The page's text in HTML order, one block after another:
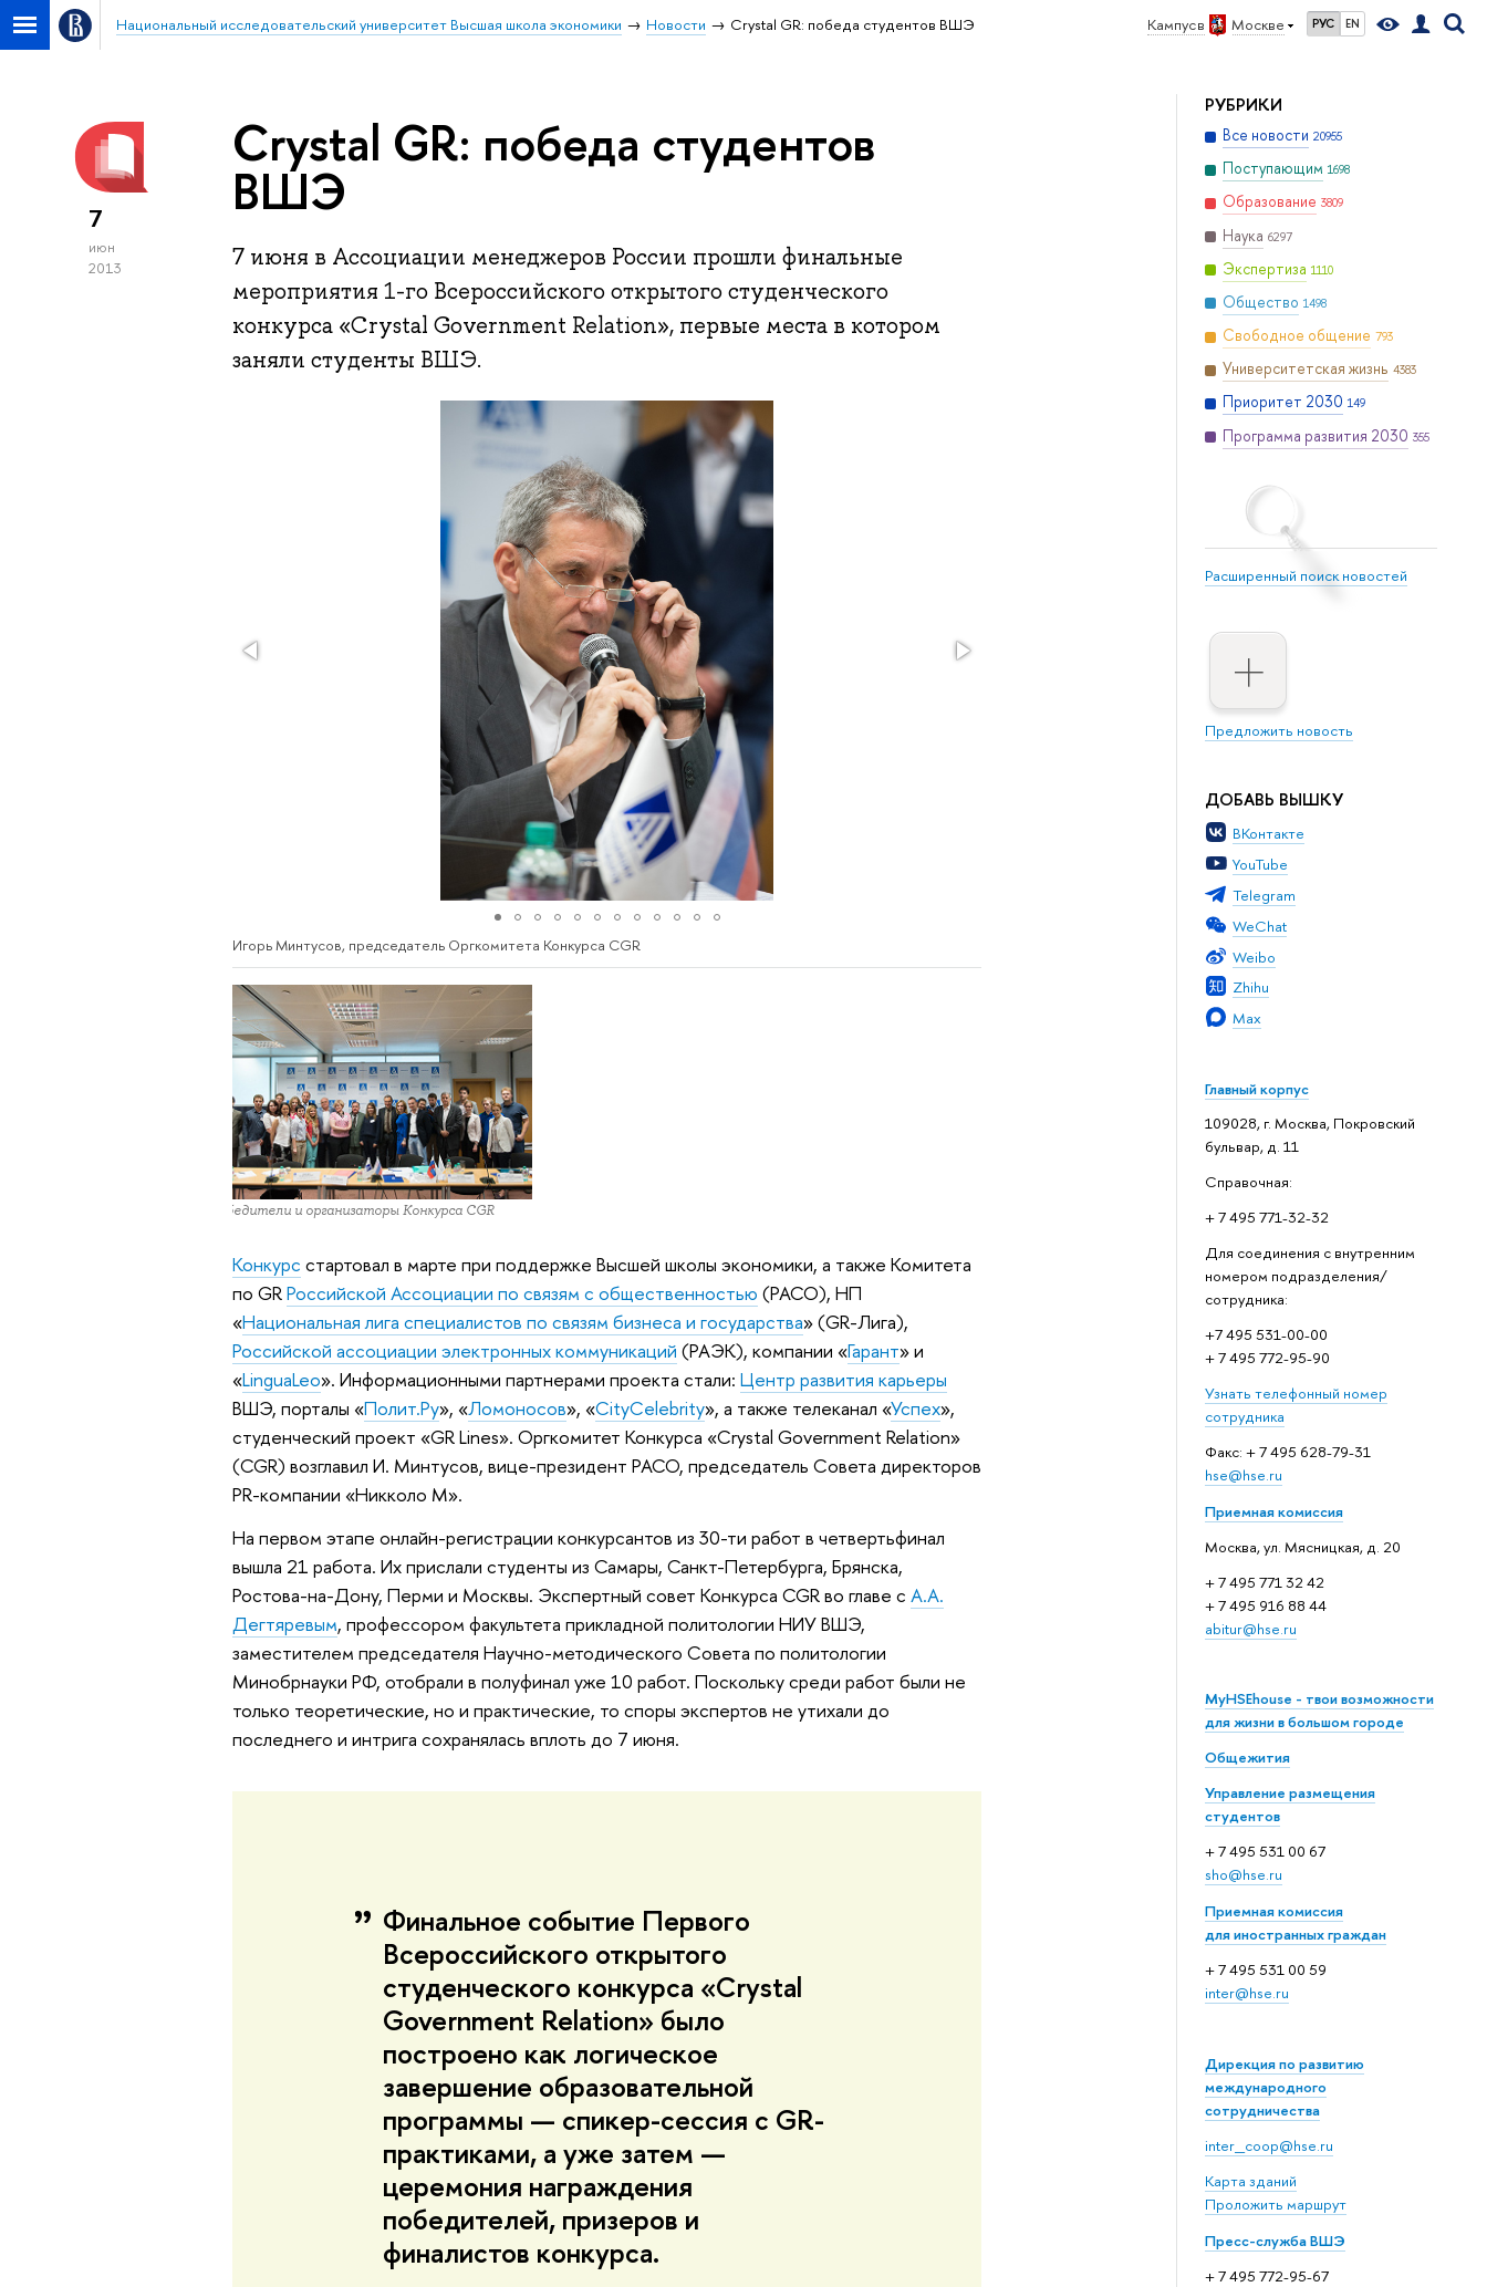
Кампус в Москве РУС EN
Национальный исследовательский университет Высшая школа экономики Новости Crystal GR: победа студентов ВШЭ
РУБРИКИ
Все новости 20955
Поступающим 1698
Образование 3809
Наука 6297
Экспертиза 1110
Общество 1498
Свободное общение 793
Университетская жизнь 4383
Приоритет 2030 149
Программа развития 2030 355
Расширенный поиск новостей
Предложить новость
ДОБАВЬ ВЫШКУ
ВКонтакте
YouTube
Telegram
WeChat
Weibo
Zhihu
Max
Главный корпус
109028, г. Москва, Покровский
бульвар, д. 11
Справочная:
+ 7 495 771-32-32
Для соединения с внутренним
номером подразделения/
сотрудника:
+7 495 531-00-00
+ 7 495 772-95-90
Узнать телефонный номер
сотрудника
Факс: + 7 495 628-79-31
hse@hse.ru
Приемная комиссия
Москва, ул. Мясницкая, д. 20
+ 7 495 771 32 42
+ 7 495 916 88 44
abitur@hse.ru
MyHSEhouse - твои возможности
для жизни в большом городе
Общежития
Управление размещения
студентов
+ 7 495 531 00 67
sho@hse.ru
Приемная комиссия
для иностранных граждан
+ 7 495 531 00 59
inter@hse.ru
Дирекция по развитию
международного
сотрудничества
inter_coop@hse.ru
Карта зданий
Проложить маршрут
Пресс-служба ВШЭ
+ 7 495 772-95-67
7
июн
2013
Crystal GR: победа студентов
ВШЭ
7 июня в Ассоциации менеджеров России прошли финальные
мероприятия 1-го Всероссийского открытого студенческого
конкурса «Crystal Government Relation», первые места в котором
заняли студенты ВШЭ.
Игорь Минтусов, председатель Оргкомитета Конкурса CGR
Победители и организаторы Конкурса CGR
Конкурс стартовал в марте при поддержке Высшей школы экономики, а также Комитета
по GRРоссийской Ассоциации по связям с общественностью (РАСО), НП
«Национальная лига специалистов по связям бизнеса и государства» (GR-Лига),
Российской ассоциации электронных коммуникаций (РАЭК), компании «Гарант» и
«LinguaLeo». Информационными партнерами проекта стали: Центр развития карьеры
ВШЭ, порталы «Полит.Ру», «Ломоносов», «CityCelebrity», а также телеканал «Успех»,
студенческий проект «GR Lines». Оргкомитет Конкурса «Crystal Government Relation»
(CGR) возглавил И. Минтусов, вице-президент РАСО, председатель Совета директоров
PR-компании «Никколо М».
На первом этапе онлайн-регистрации конкурсантов из 30-ти работ в четвертьфинал
вышла 21 работа. Их прислали студенты из Самары, Санкт-Петербурга, Брянска,
Ростова-на-Дону, Перми и Москвы. Экспертный совет Конкурса CGR во главе с А.А.
Дегтяревым, профессором факультета прикладной политологии НИУ ВШЭ,
заместителем председателя Научно-методического Совета по политологии
Минобрнауки РФ, отобрали в полуфинал уже 10 работ. Поскольку среди работ были не
только теоретические, но и практические, то споры экспертов не утихали до
последнего и интрига сохранялась вплоть до 7 июня.
Финальное событие Первого
Всероссийского открытого
студенческого конкурса «Crystal
Government Relation» было
построено как логическое
завершение образовательной
программы — спикер-сессия с GR-
практиками, а уже затем —
церемония награждения
победителей, призеров и
финалистов конкурса.